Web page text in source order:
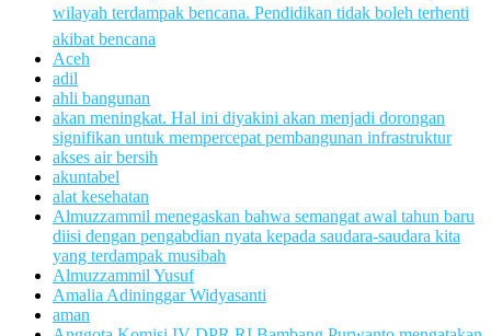
wilayah terdampak bencana. Pendidikan tidak boleh terhenti
akibat bencana
Aceh
adil
ahli bangunan
akan meningkat. Hal ini diyakini akan menjadi dorongan
signifikan untuk mempercepat pembangunan infrastruktur
akses air bersih
akuntabel
alat kesehatan
Almuzzammil menegaskan bahwa semangat awal tahun baru
diisi dengan pengabdian nyata kepada saudara-saudara kita
yang terdampak musibah
Almuzzammil Yusuf
Amalia Adininggar Widyasanti
aman